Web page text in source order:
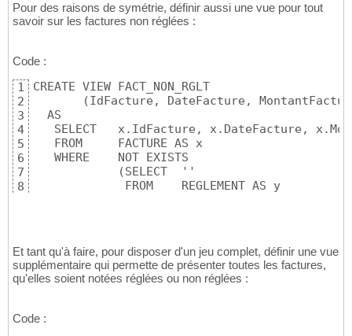
Pour des raisons de symétrie, définir aussi une vue pour tout
savoir sur les factures non réglées :
Code :
1
2
3
4
5
6
7
8
CREATE VIEW FACT_NON_RGLT
(IdFacture, DateFacture,
  AS
SELECT   x.IdFacture, x.DateFacture,
   FROM     FACTURE AS x
   WHERE    NOT EXISTS
            (SELECT  ''
             FROM    REGLEMENT AS y
Et tant qu'à faire, pour disposer d'un jeu complet, définir une vue
supplémentaire qui permette de présenter toutes les factures,
qu'elles soient notées réglées ou non réglées :
Code :